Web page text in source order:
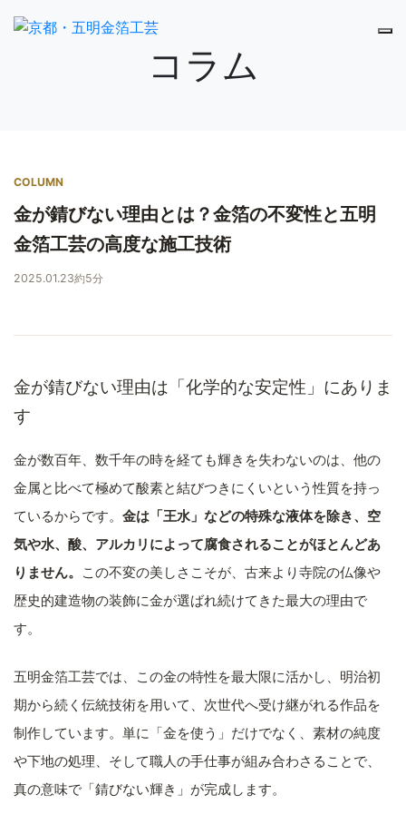
コラム
COLUMN
金が錆びない理由とは？金箔の不変性と五明
金箔工芸の高度な施工技術
2025.01.23約5分
金が錆びない理由は「化学的な安定性」にありま
す
金が数百年、数千年の時を経ても輝きを失わないのは、他の
金属と比べて極めて酸素と結びつきにくいという性質を持っ
ているからです。 金は「王水」などの特殊な液体を除き、空
気や水、酸、アルカリによって腐食されることがほとんどあ
りません。 この不変の美しさこそが、古来より寺院の仏像や
歴史的建造物の装飾に金が選ばれ続けてきた最大の理由で
す。
五明金箔工芸では、この金の特性を最大限に活かし、明治初
期から続く伝統技術を用いて、次世代へ受け継がれる作品を
制作しています。単に「金を使う」だけでなく、素材の純度
や下地の処理、そして職人の手仕事が組み合わさることで、
真の意味で「錆びない輝き」が完成します。